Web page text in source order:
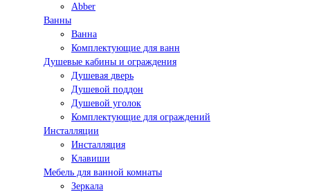
Abber
Ванны
Ванна
Комплектующие для ванн
Душевые кабины и ограждения
Душевая дверь
Душевой поддон
Душевой уголок
Комплектующие для ограждений
Инсталляции
Инсталляция
Клавиши
Мебель для ванной комнаты
Зеркала